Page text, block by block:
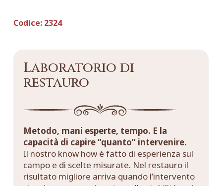
Codice:2324
Laboratorio di
restauro
Metodo, mani esperte, tempo. E la
capacità di capire “quanto” intervenire.
Il nostro know how è fatto di esperienza sul
campo e di scelte misurate. Nel restauro il
risultato migliore arriva quando l’intervento